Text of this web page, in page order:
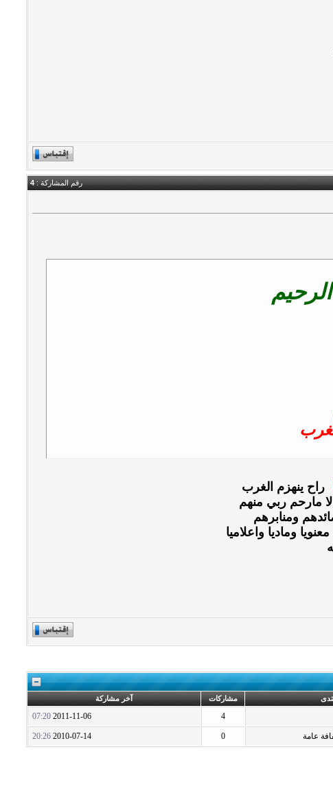
رقم المشاركة :4
راح ينهزم الغرب
مارحم ربي منهم
ومنابرهم
وماديا واعلاميا
مشاركات آخر مشاركة
4
2011-11-06
07:20
عامة 0
2010-07-14
20:26